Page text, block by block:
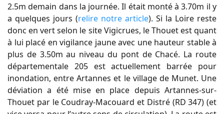
2.5m demain dans la journée. Il était monté à 3.70m il y
a quelques jours (relire notre article). Si la Loire reste
donc en vert selon le site Vigicrues, le Thouet est quant
à lui placé en vigilance jaune avec une hauteur stable à
plus de 3.50m au niveau du pont de Chacé. La route
départementale 205 est actuellement barrée pour
inondation, entre Artannes et le village de Munet. Une
déviation a été mise en place depuis Artannes-sur-
Thouet par le Coudray-Macouard et Distré (RD 347) (et